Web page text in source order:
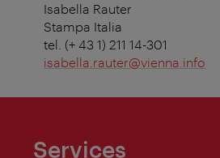
Isabella Rauter
Stampa Italia
tel. (+ 43 1) 211 14-301
isabella.rauter@vienna.info
Services